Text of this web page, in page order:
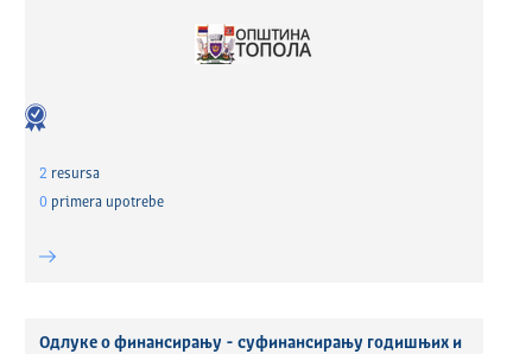
2 resursa
0 primera upotrebe
Одлуке о финансирању - суфинансирању годишњих и